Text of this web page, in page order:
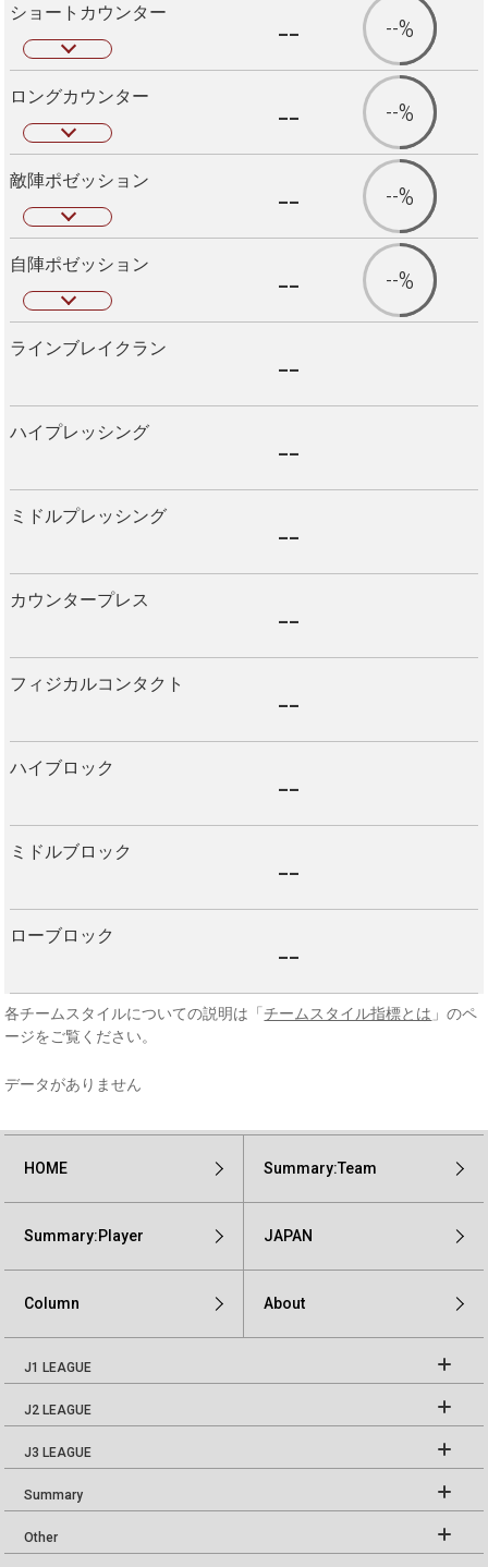
ショートカウンター -- --%
ロングカウンター -- --%
敵陣ポゼッション -- --%
自陣ポゼッション -- --%
ラインブレイクラン --
ハイプレッシング --
ミドルプレッシング --
カウンタープレス --
フィジカルコンタクト --
ハイブロック --
ミドルブロック --
ローブロック --
各チームスタイルについての説明は「 チームスタイル指標とは 」のペ
ージをご覧ください。
データがありません
HOME Summary:Team
Summary:Player JAPAN
Column About
J1 LEAGUE
J2 LEAGUE
J3 LEAGUE
Summary
Other